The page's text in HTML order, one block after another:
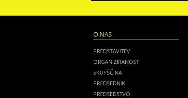
O NAS
PREDSTAVITEV
ORGANIZIRANOST
SKUPŠČINA
PREDSEDNIK
PREDSEDSTVO